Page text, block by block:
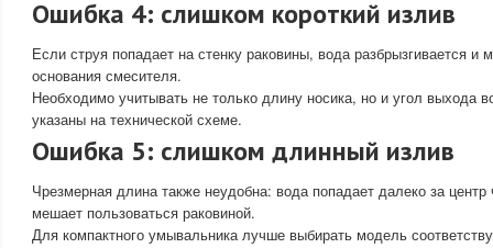
Ошибка 4: слишком короткий излив
Если струя попадает на стенку раковины, вода разбрызгивается и
основания смесителя.
Необходимо учитывать не только длину носика, но и угол выхода
указаны на технической схеме.
Ошибка 5: слишком длинный излив
Чрезмерная длина также неудобна: вода попадает далеко за
мешает пользоваться раковиной.
Для компактного умывальника лучше выбирать модель